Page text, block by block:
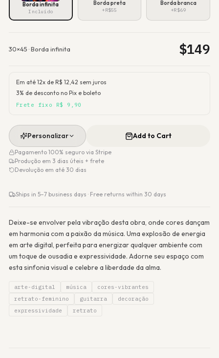
Borda infinita
Incluído
Borda preta
+R$55
Borda branca
+R$69
30×45 ·Borda infinita $149
Em até 12x de R$ 12,42 sem juros
3% de desconto no Pix e boleto
Frete fixo R$ 9,90
Personalizar Add to Cart
Pagamento 100% seguro via Stripe
Produção em 3 dias úteis + frete
Devolução em até 30 dias
Ships in 5–7 business days · Free returns within 30 days
Deixe-se envolver pela vibração desta obra, onde cores dançam
em harmonia com a paixão da música. Uma explosão de energia
em arte digital, perfeita para energizar qualquer ambiente com
um toque de ousadia e expressividade. Adorne seu espaço com
esta sinfonia visual e celebre a liberdade da alma.
arte-digital música
cores-vibrantes
retrato-feminino
guitarra
decoração
expressividade
retrato